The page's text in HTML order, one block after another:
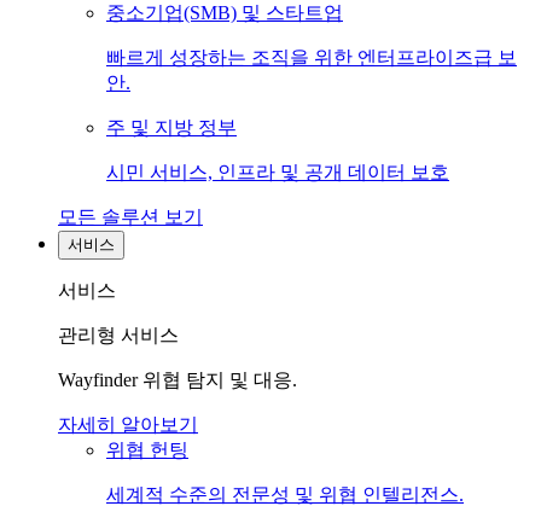
중소기업(SMB) 및 스타트업
빠르게 성장하는 조직을 위한 엔터프라이즈급 보
안.
주 및 지방 정부
시민 서비스, 인프라 및 공개 데이터 보호
모든 솔루션 보기
서비스
서비스
관리형 서비스
Wayfinder 위협 탐지 및 대응.
자세히 알아보기
위협 헌팅
세계적 수준의 전문성 및 위협 인텔리전스.